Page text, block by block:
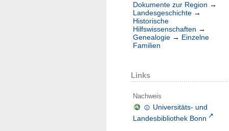
Dokumente zur Region →
Landesgeschichte →
Historische
Hilfswissenschaften →
Genealogie → Einzelne
Familien
Links
Nachweis
Universitäts- und
Landesbibliothek Bonn